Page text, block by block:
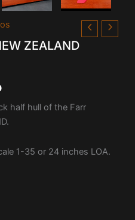
ZEALAND
half hull of the Farr
1-35 or 24 inches LOA.